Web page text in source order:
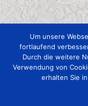
Um unsere
fortlaufend
Durch die weitere
Verwendung von
erhalten Sie